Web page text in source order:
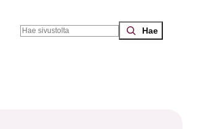
Search